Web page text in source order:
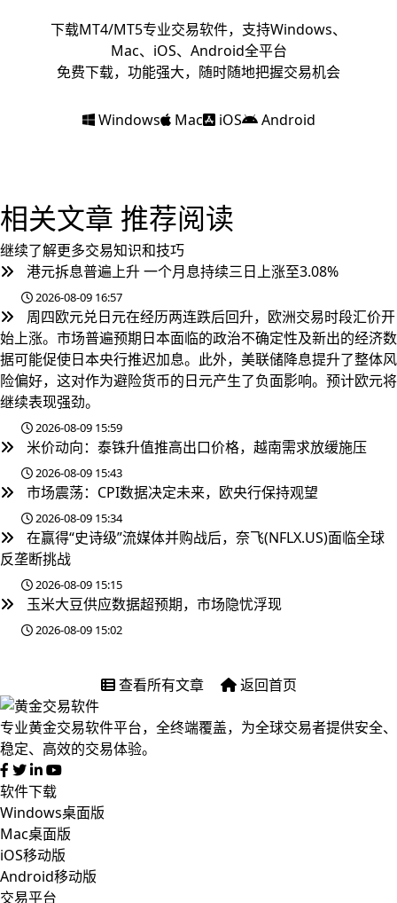
下载MT4/MT5专业交易软件，支持Windows、
Mac、iOS、Android全平台
免费下载，功能强大，随时随地把握交易机会
Windows Mac iOS Android
相关文章 推荐阅读
继续了解更多交易知识和技巧
港元拆息普遍上升 一个月息持续三日上涨至3.08%
2026-08-09 16:57
周四欧元兑日元在经历两连跌后回升，欧洲交易时段汇价开
始上涨。市场普遍预期日本面临的政治不确定性及新出的经济数
据可能促使日本央行推迟加息。此外，美联储降息提升了整体风
险偏好，这对作为避险货币的日元产生了负面影响。预计欧元将
继续表现强劲。
2026-08-09 15:59
米价动向：泰铢升值推高出口价格，越南需求放缓施压
2026-08-09 15:43
市场震荡：CPI数据决定未来，欧央行保持观望
2026-08-09 15:34
在赢得“史诗级”流媒体并购战后，奈飞(NFLX.US)面临全球
反垄断挑战
2026-08-09 15:15
玉米大豆供应数据超预期，市场隐忧浮现
2026-08-09 15:02
查看所有文章 返回首页
专业黄金交易软件平台，全终端覆盖，为全球交易者提供安全、
稳定、高效的交易体验。
软件下载
Windows桌面版
Mac桌面版
iOS移动版
Android移动版
交易平台